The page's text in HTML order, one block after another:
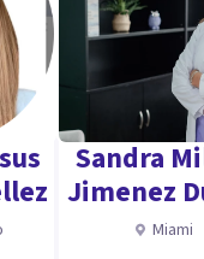
psicológica que
de poder dentro y
integral, donde lo
Sandra
Jimenez
Miami